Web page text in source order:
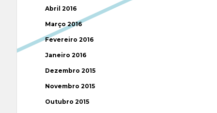
Abril 2016
Março 2016
Fevereiro 2016
Janeiro 2016
Dezembro 2015
Novembro 2015
Outubro 2015